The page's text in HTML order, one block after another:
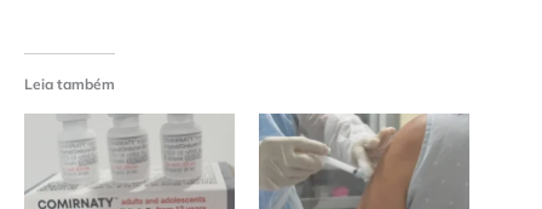
Leia também